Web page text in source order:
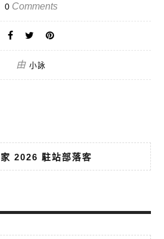
0Comments
由 小詠
2026 駐站部落客